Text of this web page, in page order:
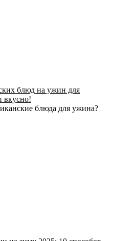
блюд на ужин для
вкусно!
блюда для ужина?